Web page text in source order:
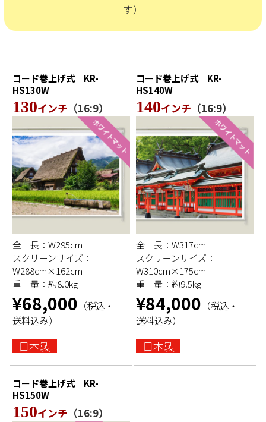
す）
コード巻上げ式 KR-
HS130W
130インチ （16:9）
全 長：W295cm
スクリーンサイズ：
W288cm×162cm
重 量：約8.0kg
¥68,000 （税込・
送料込み）
日本製
コード巻上げ式 KR-
HS140W
140インチ （16:9）
全 長：W317cm
スクリーンサイズ：
W310cm×175cm
重 量：約9.5kg
¥84,000 （税込・
送料込み）
日本製
コード巻上げ式 KR-
HS150W
150インチ （16:9）